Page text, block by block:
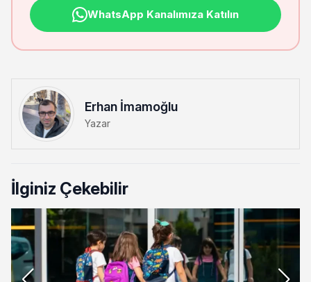
WhatsApp Kanalımıza Katılın
Erhan İmamoğlu
Yazar
İlginiz Çekebilir